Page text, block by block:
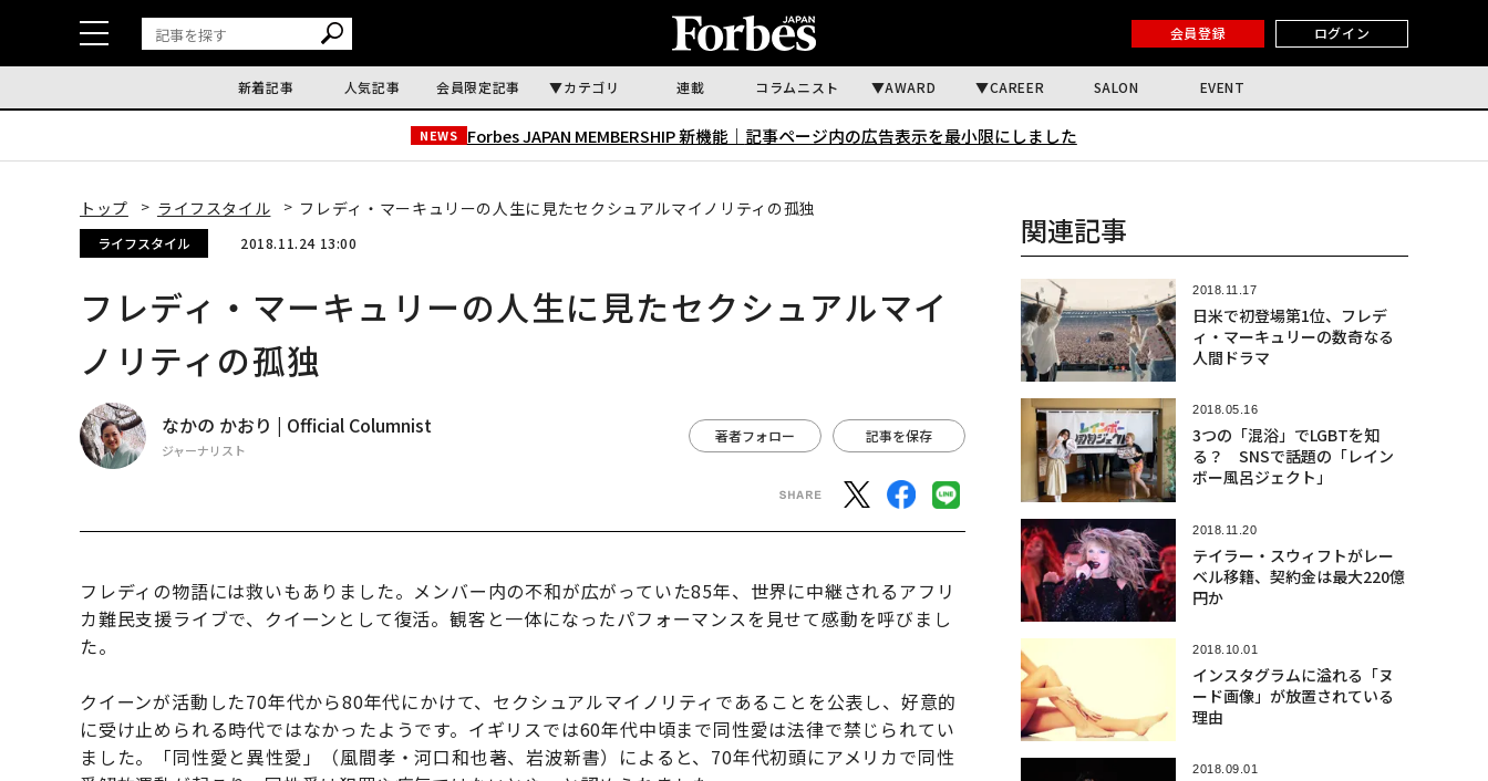
会員登録 ログイン
新着記事 人気記事 会員限定記事 カテゴリ 連載 コラムニスト AWARD CAREER SALON EVENT
NEWS Forbes JAPAN MEMBERSHIP 新機能｜ 記事ページ内の広告表示を最小限にしました
トップ ライフスタイル フレディ・マーキュリーの人生に見たセクシュアルマイノリティの孤独
ライフスタイル 2018.11.24 13:00
フレディ・マーキュリーの人生に見たセクシュアルマイ
ノリティの孤独
なかの かおり | Official Columnist
ジャーナリスト
著者フォロー 記事を保存
フレディの物語には救いもありました。メンバー内の不和が広がっていた85年、世界に中継されるアフリ
カ難民支援ライブで、クイーンとして復活。観客と一体になったパフォーマンスを見せて感動を呼びまし
た。
クイーンが活動した70年代から80年代にかけて、セクシュアルマイノリティであることを公表し、好意的
に受け止められる時代ではなかったようです。イギリスでは60年代中頃まで同性愛は法律で禁じられてい
ました。「同性愛と異性愛」（風間孝・河口和也著、岩波新書）によると、70年代初頭にアメリカで同性
関連記事
2018.11.17
日米で初登場第1位、フレデ
ィ・マーキュリーの数奇なる
人間ドラマ
2018.05.16
3つの「混浴」でLGBTを知
る？ SNSで話題の「レイン
ボー風呂ジェクト」
2018.11.20
テイラー・スウィフトがレー
ベル移籍、契約金は最大220億
円か
2018.10.01
インスタグラムに溢れる「ヌ
ード画像」が放置されている
理由
2018.09.01